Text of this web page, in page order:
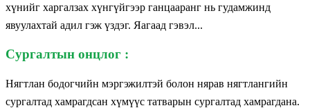
хүнийг харгалзах хүнгүйгээр ганцааранг нь гудамжинд
явуулахтай адил гэж үздэг. Яагаад гэвэл...
Сургалтын онцлог :
Нягтлан бодогчийн мэргэжилтэй болон нярав нягтлангийн
сургалтад хамрагдсан хүмүүс татварын сургалтад хамрагдана.